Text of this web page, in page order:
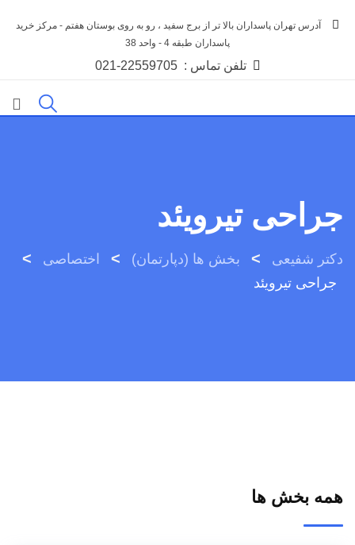
آدرس تهران پاسداران بالا تر از برج سفید ، رو به روی بوستان هفتم - مرکز خرید
پاسداران طبقه 4 - واحد 38
تلفن تماس :021-22559705
جراحی تیرویئد
دکتر شفیعی > بخش ها (دپارتمان) > اختصاصی >
جراحی تیرویئد
همه بخش ها